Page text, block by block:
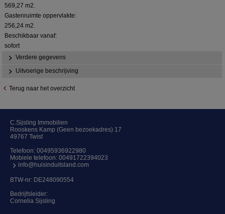
569,27 m2.
Gastenruimte oppervlakte:
256,24 m2.
Beschikbaar vanaf:
sofort
Verdere gegevens
Uitvoerige beschrijving
Terug naar het overzicht
C.Sijsling Immobilien
Rooskens Kamp (Geen bezoekadres) 17
49767 Twist
Telefoon: 00495936922980
Mobiele telefoon: 00491722394023
info@huisinduitsland.com
BTW-nr: DE248090554
Bedrijfsleider:
Cornelia Sijsling